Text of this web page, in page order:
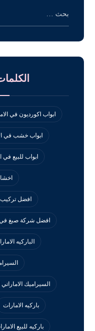
ابواب اكورديون في
ابواب خشب في
ابواب للبيع في
افضل
افضل شركة صبغ في
الباركيه
السيراميك
باركيه الامارات
باركيه للبيع